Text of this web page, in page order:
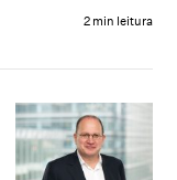
2 min leitura